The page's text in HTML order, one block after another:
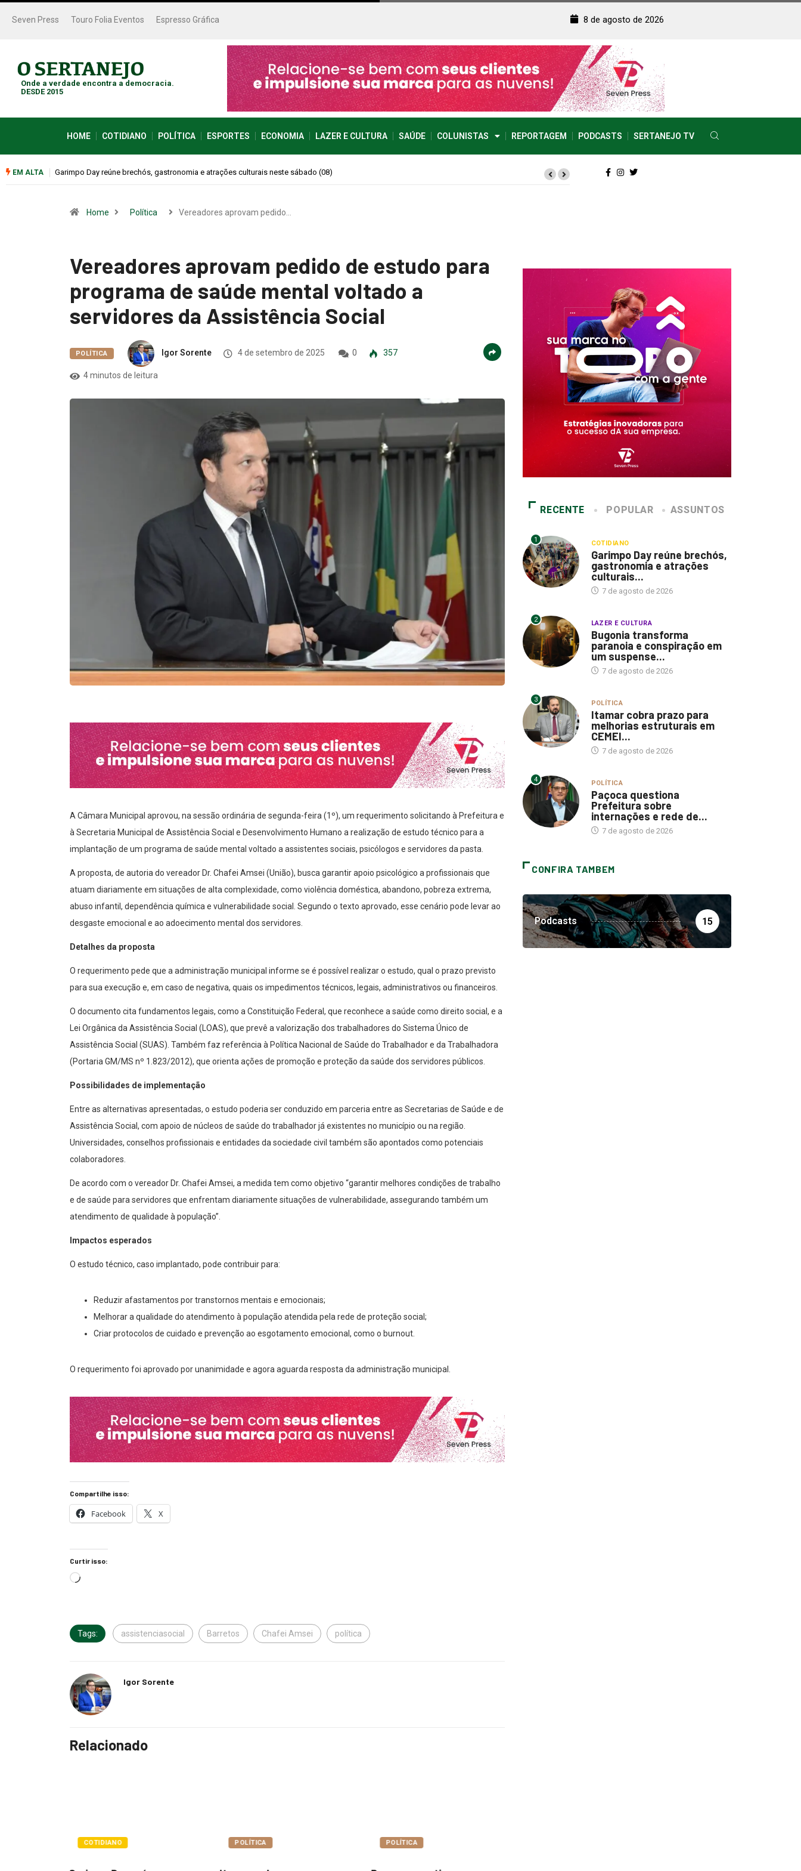
Seven Press Touro Folia Eventos Espresso Gráfica 8 de agosto de 2026
Onde a verdade encontra a democracia.
DESDE 2015
HOME COTIDIANO POLÍTICA ESPORTES ECONOMIA LAZER E CULTURA SAÚDE COLUNISTAS REPORTAGEM PODCASTS SERTANEJO TV
EM ALTA Bugonia transforma paranoia e conspiração em um suspense imprevisível
Home Política Vereadores aprovam pedido…
Vereadores aprovam pedido de estudo para
programa de saúde mental voltado a
servidores da Assistência Social
POLÍTICA Igor Sorente 4 de setembro de 2025 0 357
4 minutos de leitura
A Câmara Municipal aprovou, na sessão ordinária de segunda-feira (1º), um requerimento solicitando à Prefeitura e
à Secretaria Municipal de Assistência Social e Desenvolvimento Humano a realização de estudo técnico para a
implantação de um programa de saúde mental voltado a assistentes sociais, psicólogos e servidores da pasta.
A proposta, de autoria do vereador Dr. Chafei Amsei (União), busca garantir apoio psicológico a profissionais que
atuam diariamente em situações de alta complexidade, como violência doméstica, abandono, pobreza extrema,
abuso infantil, dependência química e vulnerabilidade social. Segundo o texto aprovado, esse cenário pode levar ao
desgaste emocional e ao adoecimento mental dos servidores.
Detalhes da proposta
O requerimento pede que a administração municipal informe se é possível realizar o estudo, qual o prazo previsto
para sua execução e, em caso de negativa, quais os impedimentos técnicos, legais, administrativos ou financeiros.
O documento cita fundamentos legais, como a Constituição Federal, que reconhece a saúde como direito social, e a
Lei Orgânica da Assistência Social (LOAS), que prevê a valorização dos trabalhadores do Sistema Único de
Assistência Social (SUAS). Também faz referência à Política Nacional de Saúde do Trabalhador e da Trabalhadora
(Portaria GM/MS nº 1.823/2012), que orienta ações de promoção e proteção da saúde dos servidores públicos.
Possibilidades de implementação
Entre as alternativas apresentadas, o estudo poderia ser conduzido em parceria entre as Secretarias de Saúde e de
Assistência Social, com apoio de núcleos de saúde do trabalhador já existentes no município ou na região.
Universidades, conselhos profissionais e entidades da sociedade civil também são apontados como potenciais
colaboradores.
De acordo com o vereador Dr. Chafei Amsei, a medida tem como objetivo “garantir melhores condições de trabalho
e de saúde para servidores que enfrentam diariamente situações de vulnerabilidade, assegurando também um
atendimento de qualidade à população”.
Impactos esperados
O estudo técnico, caso implantado, pode contribuir para:
Reduzir afastamentos por transtornos mentais e emocionais;
Melhorar a qualidade do atendimento à população atendida pela rede de proteção social;
Criar protocolos de cuidado e prevenção ao esgotamento emocional, como o burnout.
O requerimento foi aprovado por unanimidade e agora aguarda resposta da administração municipal.
Compartilhe isso:
Facebook X
Curtir isso:
Tags: assistenciasocial Barretos Chafei Amsei política
Igor Sorente
Relacionado
POLÍTICA POLÍTICA COTIDIANO
RECENTE POPULAR ASSUNTOS
1 COTIDIANO
Garimpo Day reúne brechós,
gastronomia e atrações
culturais...
7 de agosto de 2026
2 LAZER E CULTURA
Bugonia transforma
paranoia e conspiração em
um suspense...
7 de agosto de 2026
3 POLÍTICA
Itamar cobra prazo para
melhorias estruturais em
CEMEI...
7 de agosto de 2026
4 POLÍTICA
Paçoca questiona
Prefeitura sobre
internações e rede de...
7 de agosto de 2026
CONFIRA TAMBEM
Podcasts 15